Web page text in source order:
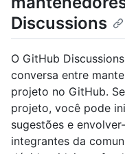
Discussions
O GitHub
conversa entre
projeto no GitHub.
projeto, você pode
sugestões e
integrantes da